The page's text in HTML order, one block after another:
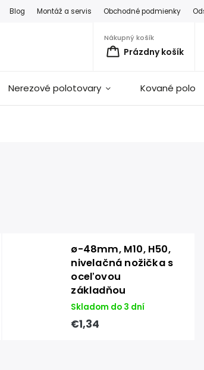
Blog Montáž a servis Obchodné podmienky
Nákupný košík
Prázdny košík
Nerezové polotovary Kované
ø-48mm, M10, H50,
nivelačná nožička s
oceľovou
základňou
Skladom do 3 dní
€1,34